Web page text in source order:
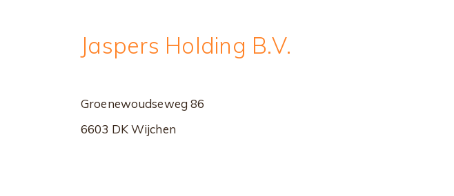
Jaspers Holding B.V.
Groenewoudseweg 86
6603 DK Wijchen